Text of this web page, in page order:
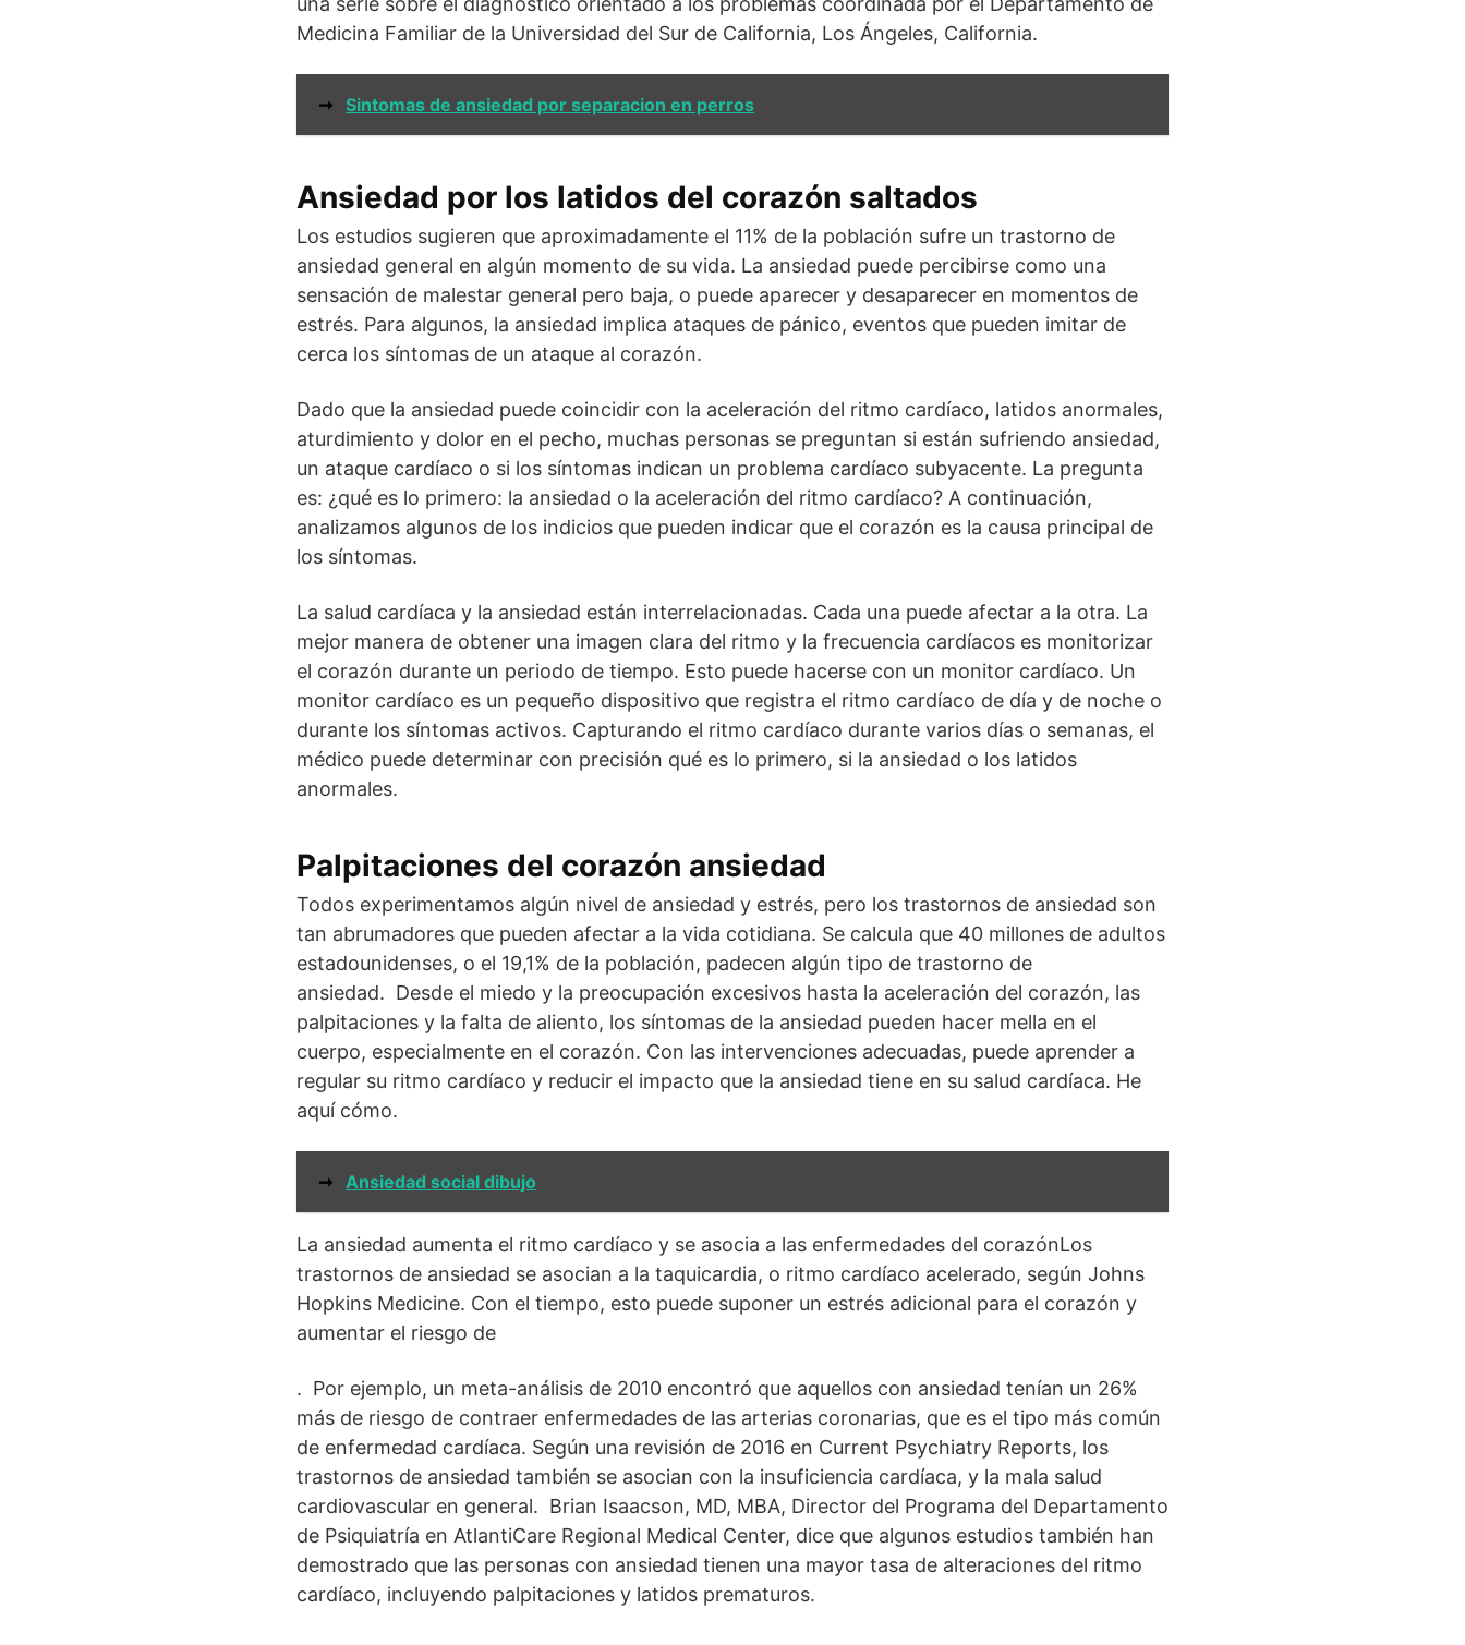
Medicina Familiar de la Universidad del Sur de California, Los Ángeles, California.
➞ Sintomas de ansiedad por separacion en perros
Ansiedad por los latidos del corazón saltados
Los estudios sugieren que aproximadamente el 11% de la población sufre un trastorno de
ansiedad general en algún momento de su vida. La ansiedad puede percibirse como una
sensación de malestar general pero baja, o puede aparecer y desaparecer en momentos de
estrés. Para algunos, la ansiedad implica ataques de pánico, eventos que pueden imitar de
cerca los síntomas de un ataque al corazón.
Dado que la ansiedad puede coincidir con la aceleración del ritmo cardíaco, latidos anormales,
aturdimiento y dolor en el pecho, muchas personas se preguntan si están sufriendo ansiedad,
un ataque cardíaco o si los síntomas indican un problema cardíaco subyacente. La pregunta
es: ¿qué es lo primero: la ansiedad o la aceleración del ritmo cardíaco? A continuación,
analizamos algunos de los indicios que pueden indicar que el corazón es la causa principal de
los síntomas.
La salud cardíaca y la ansiedad están interrelacionadas. Cada una puede afectar a la otra. La
mejor manera de obtener una imagen clara del ritmo y la frecuencia cardíacos es monitorizar
el corazón durante un periodo de tiempo. Esto puede hacerse con un monitor cardíaco. Un
monitor cardíaco es un pequeño dispositivo que registra el ritmo cardíaco de día y de noche o
durante los síntomas activos. Capturando el ritmo cardíaco durante varios días o semanas, el
médico puede determinar con precisión qué es lo primero, si la ansiedad o los latidos
anormales.
Palpitaciones del corazón ansiedad
Todos experimentamos algún nivel de ansiedad y estrés, pero los trastornos de ansiedad son
tan abrumadores que pueden afectar a la vida cotidiana. Se calcula que 40 millones de adultos
estadounidenses, o el 19,1% de la población, padecen algún tipo de trastorno de
ansiedad. Desde el miedo y la preocupación excesivos hasta la aceleración del corazón, las
palpitaciones y la falta de aliento, los síntomas de la ansiedad pueden hacer mella en el
cuerpo, especialmente en el corazón. Con las intervenciones adecuadas, puede aprender a
regular su ritmo cardíaco y reducir el impacto que la ansiedad tiene en su salud cardíaca. He
aquí cómo.
➞ Ansiedad social dibujo
La ansiedad aumenta el ritmo cardíaco y se asocia a las enfermedades del corazónLos
trastornos de ansiedad se asocian a la taquicardia, o ritmo cardíaco acelerado, según Johns
Hopkins Medicine. Con el tiempo, esto puede suponer un estrés adicional para el corazón y
aumentar el riesgo de
. Por ejemplo, un meta-análisis de 2010 encontró que aquellos con ansiedad tenían un 26%
más de riesgo de contraer enfermedades de las arterias coronarias, que es el tipo más común
de enfermedad cardíaca. Según una revisión de 2016 en Current Psychiatry Reports, los
trastornos de ansiedad también se asocian con la insuficiencia cardíaca, y la mala salud
cardiovascular en general. Brian Isaacson, MD, MBA, Director del Programa del Departamento
de Psiquiatría en AtlantiCare Regional Medical Center, dice que algunos estudios también han
demostrado que las personas con ansiedad tienen una mayor tasa de alteraciones del ritmo
cardíaco, incluyendo palpitaciones y latidos prematuros.